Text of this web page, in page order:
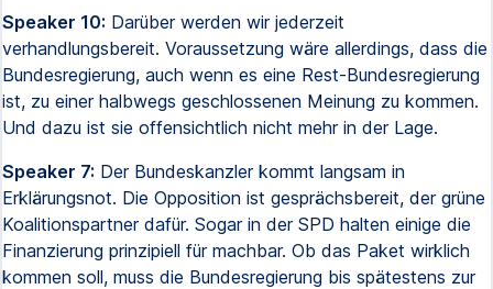
Speaker 10: Darüber werden wir jederzeit
verhandlungsbereit. Voraussetzung wäre allerdings, dass die
Bundesregierung, auch wenn es eine Rest-Bundesregierung
ist, zu einer halbwegs geschlossenen Meinung zu kommen.
Und dazu ist sie offensichtlich nicht mehr in der Lage.
Speaker 7: Der Bundeskanzler kommt langsam in
Erklärungsnot. Die Opposition ist gesprächsbereit, der grüne
Koalitionspartner dafür. Sogar in der SPD halten einige die
Finanzierung prinzipiell für machbar. Ob das Paket wirklich
kommen soll, muss die Bundesregierung bis spätestens zur